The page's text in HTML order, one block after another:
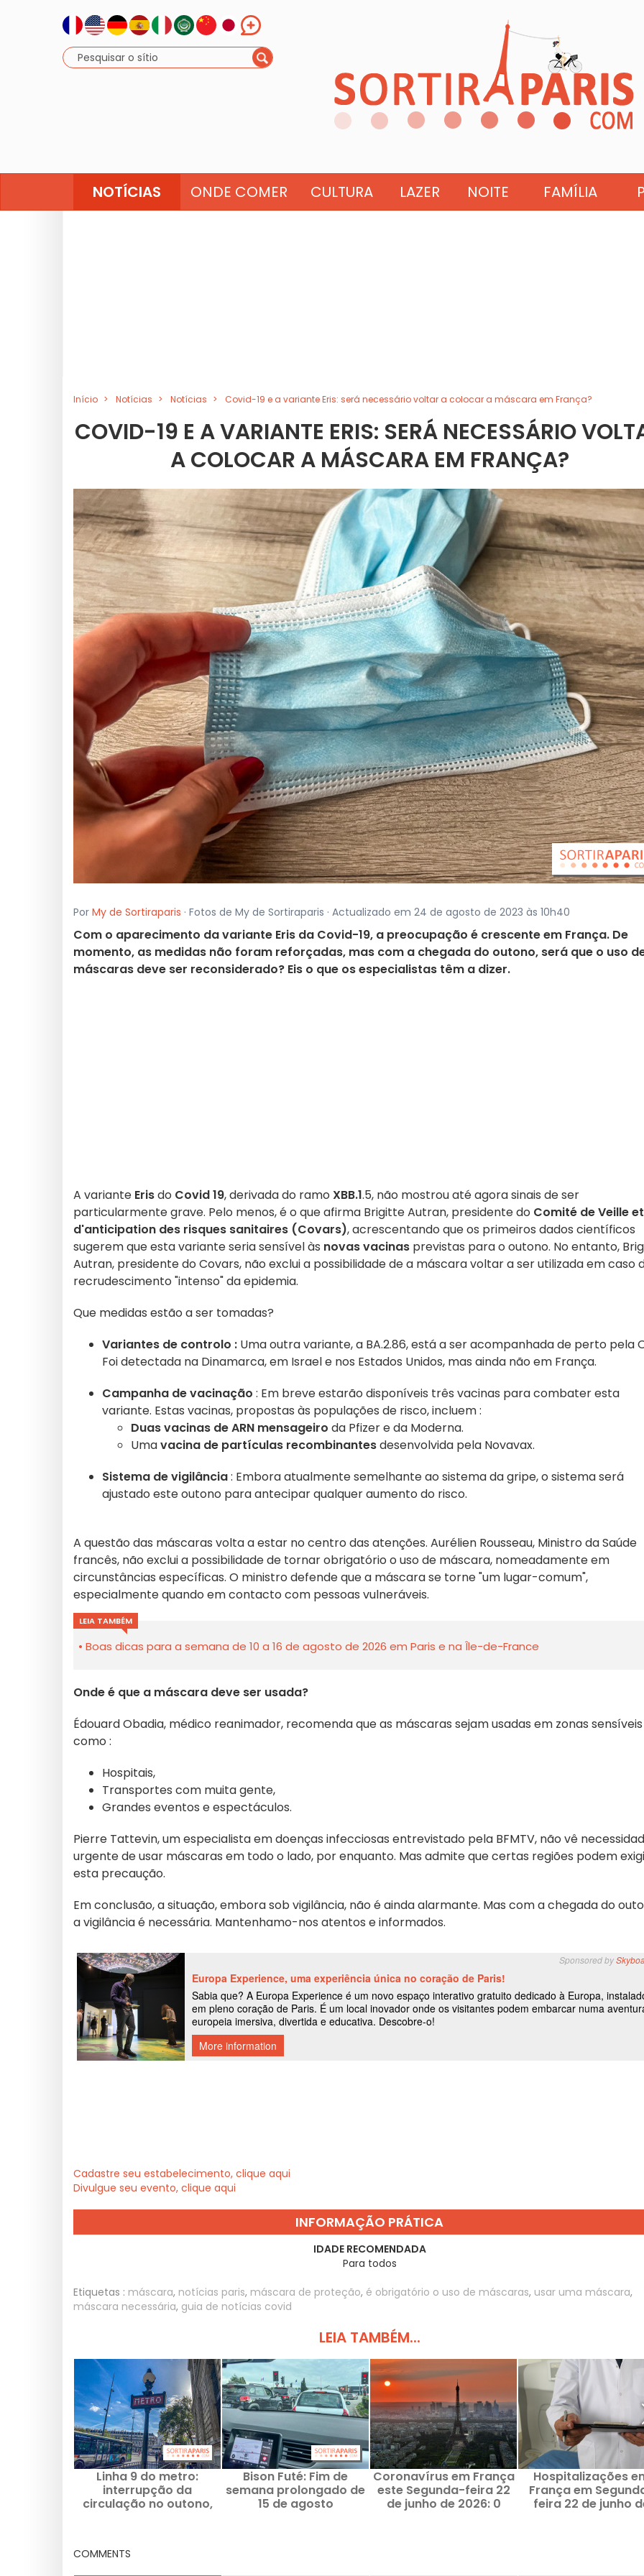
NOTÍCIAS ONDE COMER CULTURA LAZER NOITE FAMÍLIA
Início Notícias Notícias Covid-19 e a variante Eris: será necessário voltar a colocar a máscara em França?
COVID-19 E A VARIANTE ERIS: SERÁ NECESSÁRIO
A COLOCAR A MÁSCARA EM FRANÇA?
Por My de Sortiraparis · Fotos de My de Sortiraparis · Actualizado em 24 de agosto de 2023 às 10h40
Com o aparecimento da variante Eris da Covid-19, a preocupação é crescente em França. De
momento, as medidas não foram reforçadas, mas com a chegada do outono, será que o uso
máscaras deve ser reconsiderado? Eis o que os especialistas têm a dizer.
A variante Erisdo Covid 19, derivada do ramo XBB.1.5, não mostrou até agora sinais de ser
particularmente grave. Pelo menos, é o que afirma Brigitte Autran, presidente do Comité de Veille et
d'anticipation des risques sanitaires (Covars), acrescentando que os primeiros dados científicos
sugerem que esta variante seria sensível às novas vacinas previstas para o outono. No entanto,
Autran, presidente do Covars, não exclui a possibilidade de a máscara voltar a ser utilizada em caso
recrudescimento "intenso" da epidemia.
Que medidas estão a ser tomadas?
Variantes de controlo : Uma outra variante, a BA.2.86, está a ser acompanhada de perto pela
Foi detectada na Dinamarca, em Israel e nos Estados Unidos, mas ainda não em França.
Campanha de vacinação : Em breve estarão disponíveis três vacinas para combater esta
variante. Estas vacinas, propostas às populações de risco, incluem :
Duas vacinas de ARN mensageiro da Pfizer e da Moderna.
Umavacina de partículas recombinantesdesenvolvida pela Novavax.
Sistema de vigilância: Embora atualmente semelhante ao sistema da gripe, o sistema será
ajustado este outono para antecipar qualquer aumento do risco.
A questão das máscaras volta a estar no centro das atenções. Aurélien Rousseau, Ministro da Saúde
francês, não exclui a possibilidade de tornar obrigatório o uso de máscara, nomeadamente em
circunstâncias específicas. O ministro defende que a máscara se torne "um lugar-comum",
especialmente quando em contacto com pessoas vulneráveis.
LEIA TAMBÉM
Boas dicas para a semana de 10 a 16 de agosto de 2026 em Paris e na Île-de-France
Onde é que a máscara deve ser usada?
Édouard Obadia, médico reanimador, recomenda que as máscaras sejam usadas em zonas sensíveis
como :
Hospitais,
Transportes com muita gente,
Grandes eventos e espectáculos.
Pierre Tattevin, um especialista em doenças infecciosas entrevistado pela BFMTV, não vê
urgente de usar máscaras em todo o lado, por enquanto. Mas admite que certas regiões podem
esta precaução.
Em conclusão, a situação, embora sob vigilância, não é ainda alarmante. Mas com a chegada do
a vigilância é necessária. Mantenhamo-nos atentos e informados.
Cadastre seu estabelecimento, clique aqui
Divulgue seu evento, clique aqui
INFORMAÇÃO PRÁTICA
IDADE RECOMENDADA
Para todos
Etiquetas : máscara, notícias paris, máscara de proteção, é obrigatório o uso de máscaras, usar uma máscara,
máscara necessária, guia de notícias covid
LEIA TAMBÉM...
Linha 9 do metro:
interrupção da
circulação no outono,
Bison Futé: Fim de
semana prolongado de
15 de agosto
Coronavírus em França
este Segunda-feira 22
de junho de 2026: 0
Hospitalizações
França em
feira 22 de junho
COMMENTS